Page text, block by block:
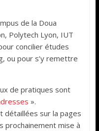
de la Doua
Polytech Lyon, IUT
concilier études
ou pour s’y remettre
de pratiques sont
».
détaillées sur la pages
prochainement mise à